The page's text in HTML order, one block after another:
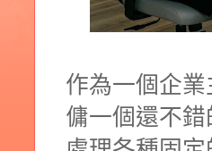
作為一個企
傭一個還不